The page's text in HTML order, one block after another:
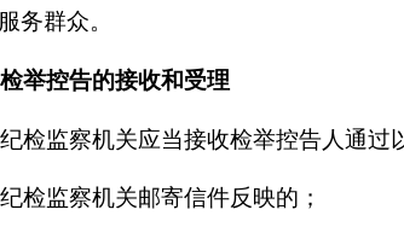
务群众。
举控告的接收和受理
检监察机关应当接收检举控告人通过
纪检监察机关邮寄信件反映的；